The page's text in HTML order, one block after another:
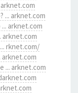
... arknet.com
arknet.com
rknet.com/
... arknet.com